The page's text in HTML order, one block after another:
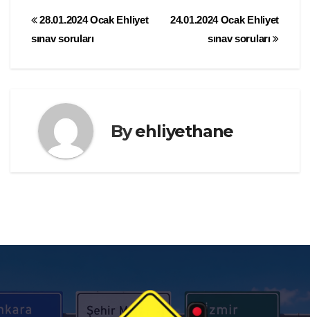
Yazı
24.01.2024 Ocak Ehliyet
sınav soruları
28.01.2024 Ocak Ehliyet
sınav soruları
Byehliyethane